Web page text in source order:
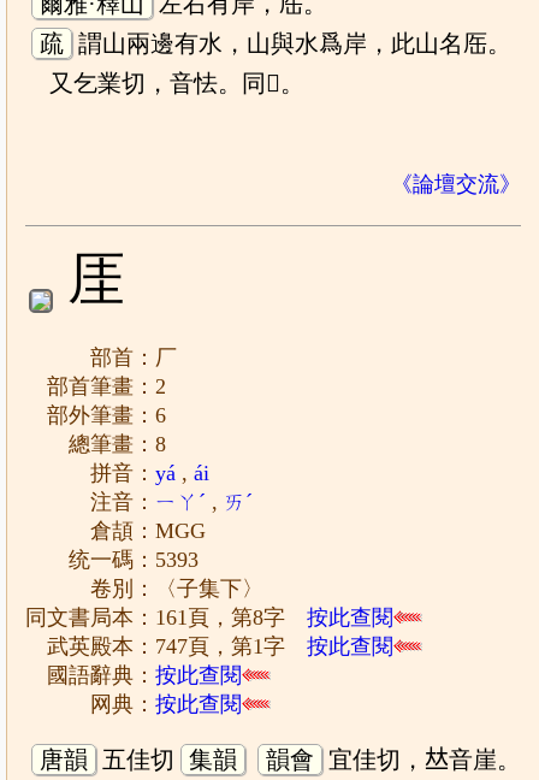
疏 謂山兩邊有水，山與水爲岸，此山名厒。
又乞業切，音怯。同𠩂。
《論壇交流》
厓
部首：厂
部首筆畫：2
部外筆畫：6
總筆畫：8
拼音：yá ,ái
注音： ㄧㄚˊ , ㄞˊ
倉頡：MGG
统一碼：5393
卷別：〈子集下〉
同文書局本：161頁，第8字按此查閱
武英殿本：747頁，第1字按此查閱
國語辭典：按此查閱
网典：按此查閱
唐韻 五佳切 集韻 韻會
宜佳切，𠀤音崖。